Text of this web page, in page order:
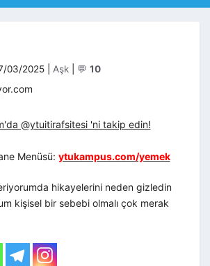
03/2025 Kategoriler
Aşk 💬 10
@ytuitirafsitesi 'ni takip edin!
Menüsü: ytukampus.com/yemek
hikayelerini neden gizledin
kişisel bir sebebi olmalı çok merak